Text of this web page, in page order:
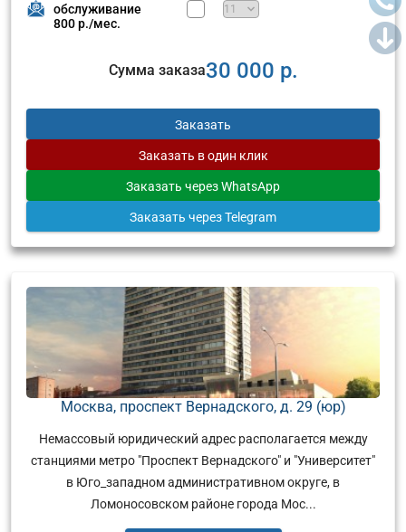
обслуживание
800 р./мес.
Сумма заказа30 000 р.
Заказать
Заказать в один клик
Заказать через WhatsApp
Заказать через Telegram
Москва, проспект Вернадского, д. 29 (юр)
Немассовый юридический адрес располагается между
станциями метро "Проспект Вернадского" и "Университет"
в Юго_западном административном округе, в
Ломоносовском районе города Мос...